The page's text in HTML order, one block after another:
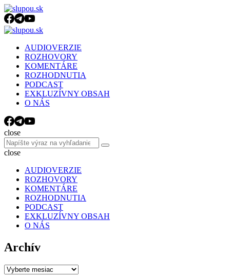
Menu
Search
Menu slupou.sk
AUDIOVERZIE
ROZHOVORY
KOMENTÁRE
ROZHODNUTIA
PODCAST
EXKLUZÍVNY OBSAH
O NÁS
Search
close
Search
for:
Search
close
AUDIOVERZIE
ROZHOVORY
KOMENTÁRE
ROZHODNUTIA
PODCAST
EXKLUZÍVNY OBSAH
O NÁS
Archív
Archív